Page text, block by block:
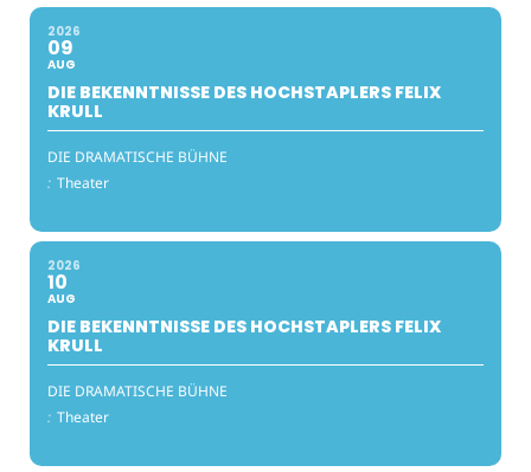
2026
09
AUG
DIE BEKENNTNISSE DES HOCHSTAPLERS FELIX
KRULL
DIE DRAMATISCHE BÜHNE
: Theater
2026
10
AUG
DIE BEKENNTNISSE DES HOCHSTAPLERS FELIX
KRULL
DIE DRAMATISCHE BÜHNE
: Theater